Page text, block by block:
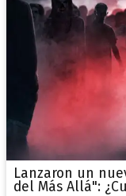
Lanzaron un
del Más Allá":